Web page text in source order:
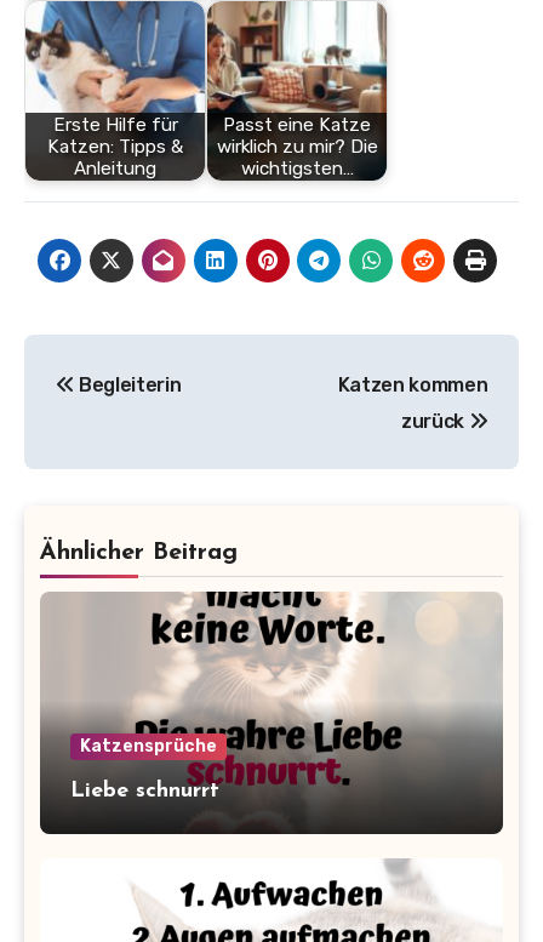
Erste Hilfe für
Katzen: Tipps &
Anleitung
Passt eine Katze
wirklich zu mir? Die
wichtigsten…
Begleiterin
Katzen kommen
zurück
Ähnlicher Beitrag
Katzensprüche
Liebe schnurrt